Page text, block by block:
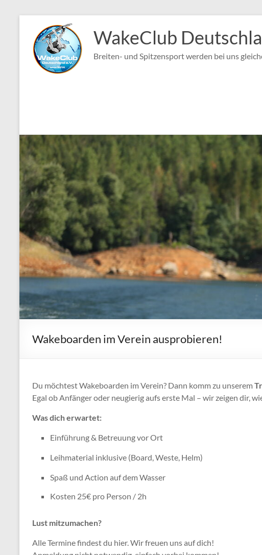
springen
WakeClub
Breiten- und Spitzensport werden bei uns
Wakeboarden im Verein ausprobieren!
Du möchtest Wakeboarden im Verein? Dann komm zu unserem
Egal ob Anfänger oder neugierig aufs erste Mal – wir zeigen dir,
Was dich erwartet:
Einführung & Betreuung vor Ort
Leihmaterial inklusive (Board, Weste, Helm)
Spaß und Action auf dem Wasser
Kosten 25€ pro Person / 2h
Lust mitzumachen?
Alle Termine findest du hier. Wir freuen uns auf dich!